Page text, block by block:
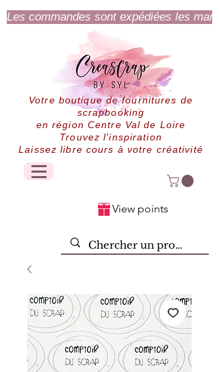
Les commandes sont expédiées les
Votre boutique de fournitures de
scrapbooking
en région Centre Val de Loire
Trouvez l'inspiration
Laissez libre cours à votre créativité
View points